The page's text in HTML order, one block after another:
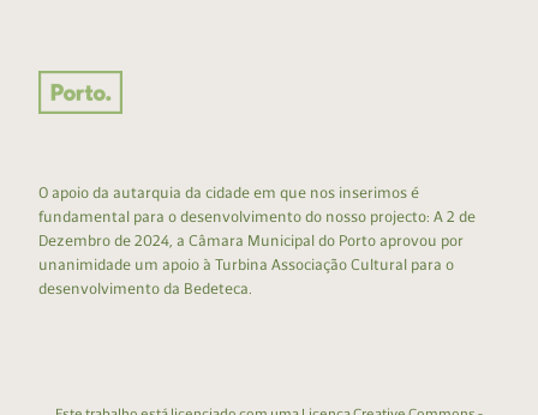
O apoio da autarquia da cidade em que nos inserimos é
fundamental para o desenvolvimento do nosso projecto: A 2 de
Dezembro de 2024, a Câmara Municipal do Porto aprovou por
unanimidade um apoio à Turbina Associação Cultural para o
desenvolvimento da Bedeteca.